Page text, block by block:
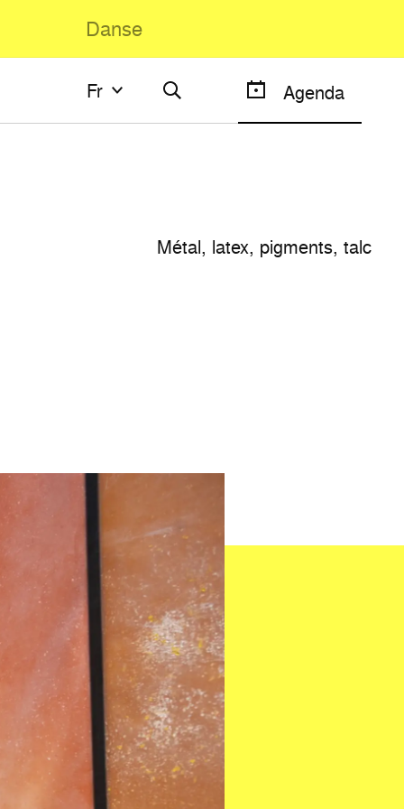
Danse
Fr
Fr Agenda
Métal, latex, pigments, talc